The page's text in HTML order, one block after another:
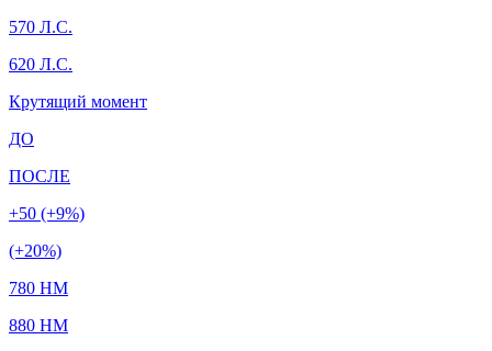
570 Л.С.
620 Л.С.
Крутящий момент
ДО
ПОСЛЕ
+50 (+9%)
(+20%)
780 HM
880 HM